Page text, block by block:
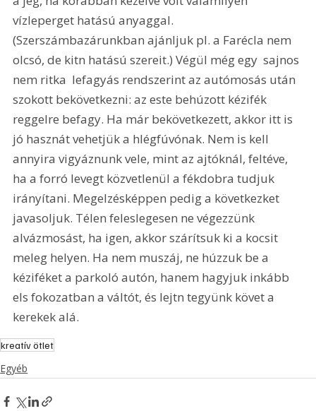
vízleperget hatású anyaggal.
(Szerszámbazárunkban ajánljuk pl. a Farécla nem
olcsó, de kitn hatású szereit.) Végül még egy  sajnos
nem ritka  lefagyás rendszerint az autómosás után
szokott bekövetkezni: az este behúzott kézifék
reggelre befagy. Ha már bekövetkezett, akkor itt is
jó hasznát vehetjük a hlégfúvónak. Nem is kell
annyira vigyáznunk vele, mint az ajtóknál, feltéve,
ha a forró levegt közvetlenül a fékdobra tudjuk
irányítani. Megelzésképpen pedig a következket
javasoljuk. Télen feleslegesen ne végezzünk
alvázmosást, ha igen, akkor szárítsuk ki a kocsit
meleg helyen. Ha nem muszáj, ne húzzuk be a
kéziféket a parkoló autón, hanem hagyjuk inkább
els fokozatban a váltót, és lejtn tegyünk követ a
kerekek alá.
kreatív ötlet
Egyéb